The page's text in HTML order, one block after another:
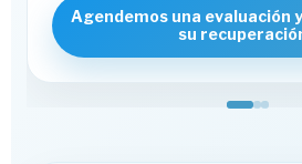
Agendemos una evaluación
su